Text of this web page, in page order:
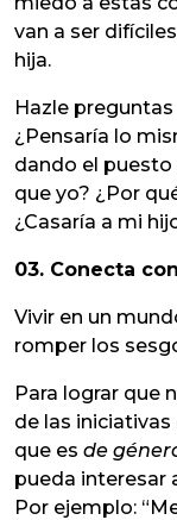
van a ser
hija.
Hazle
¿Pensaría lo
dando el puesto
que yo? ¿Por
¿Casaría a mi
03. Conecta
Vivir en un
romper los
Para lograr que
de las
que es de
pueda interesar
Por ejemplo: